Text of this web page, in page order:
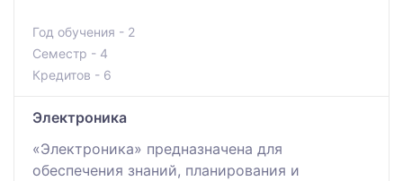
Год обучения - 2
Семестр - 4
Кредитов - 6
Электроника
«Электроника» предназначена для
обеспечения знаний, планирования и